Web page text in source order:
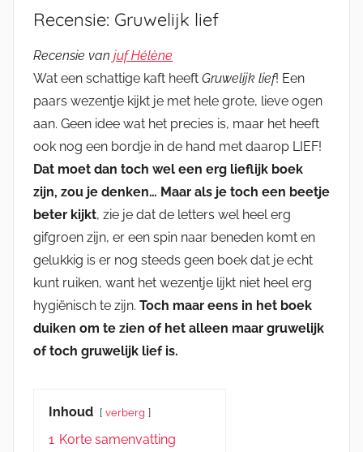
Recensie: Gruwelijk lief
Recensie van juf Hélène
Wat een schattige kaft heeft Gruwelijk lief! Een
paars wezentje kijkt je met hele grote, lieve ogen
aan. Geen idee wat het precies is, maar het heeft
ook nog een bordje in de hand met daarop LIEF!
Dat moet dan toch wel een erg lieflijk boek
zijn, zou je denken… Maar als je toch een beetje
beter kijkt, zie je dat de letters wel heel erg
gifgroen zijn, er een spin naar beneden komt en
gelukkig is er nog steeds geen boek dat je echt
kunt ruiken, want het wezentje lijkt niet heel erg
hygiënisch te zijn. Toch maar eens in het boek
duiken om te zien of het alleen maar gruwelijk
of toch gruwelijk lief is.
Inhoud verberg
1 Korte samenvatting